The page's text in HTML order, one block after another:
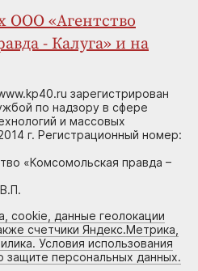
ООО «Агентство
- Калуга» и на
зарегистрирован
по надзору в сфере
и массовых
г. Регистрационный номер:
«Комсомольская правда –
cookie, данные геолокации
счетчики Яндекс.Метрика,
Условия использования
защите персональных данных.